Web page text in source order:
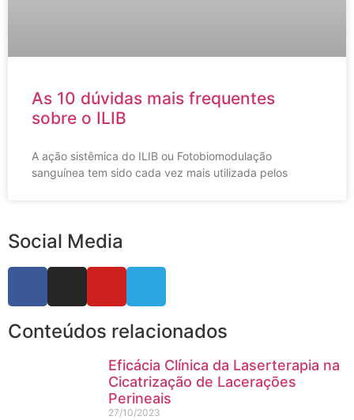
As 10 dúvidas mais frequentes
sobre o ILIB
A ação sistêmica do ILIB ou Fotobiomodulação
sanguínea tem sido cada vez mais utilizada pelos
Social Media
Conteúdos relacionados
Eficácia Clínica da Laserterapia na
Cicatrização de Lacerações
Perineais
27/10/2023